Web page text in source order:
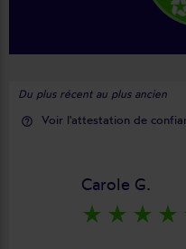
Du plus récent au plus ancien
help_outline Voir l'attestation de
Carole G.
star_rate star_rate star_rate star_rate